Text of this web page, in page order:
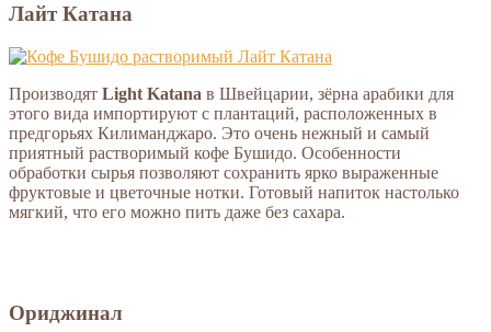
Лайт Катана
Производят Light Katana в Швейцарии, зёрна арабики для
этого вида импортируют с плантаций, расположенных в
предгорьях Килиманджаро. Это очень нежный и самый
приятный растворимый кофе Бушидо. Особенности
обработки сырья позволяют сохранить ярко выраженные
фруктовые и цветочные нотки. Готовый напиток настолько
мягкий, что его можно пить даже без сахара.
Ориджинал